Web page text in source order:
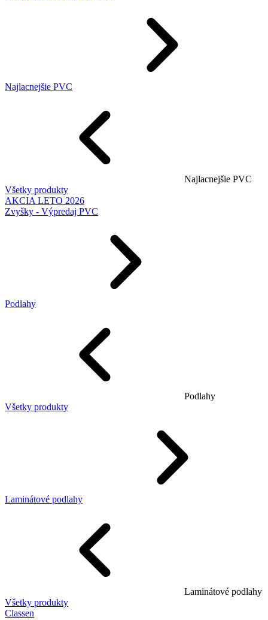
Najlacnejšie PVC
Najlacnejšie PVC
Všetky produkty
AKCIA LETO 2026
Zvyšky - Výpredaj PVC
Podlahy
Podlahy
Všetky produkty
Laminátové podlahy
Laminátové podlahy
Všetky produkty
Classen